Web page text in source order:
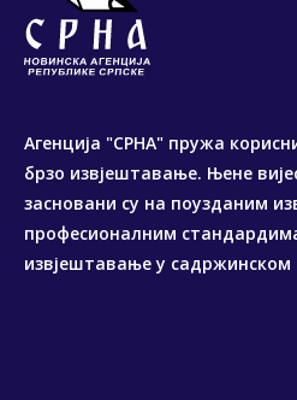
Агенција "СРНА" пружа
брзо извјештавање. Њене
засновани су на поузданим
професионалним
извјештавање у садржинском